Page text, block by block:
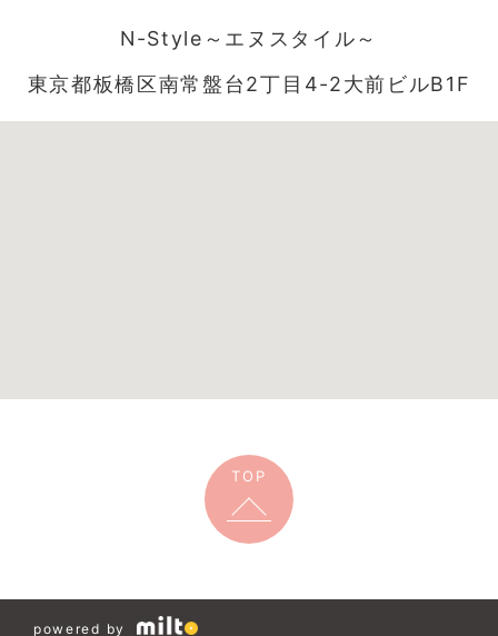
N-Style～エヌスタイル～
東京都板橋区南常盤台2丁目4-2大前ビルB1F
TOP
powered by